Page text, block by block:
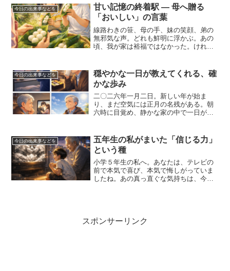
た。だからこそ、一瞬一瞬を全力で過ご
していたのかもしれない。最...
今日の出来事などを
甘い記憶の終着駅 ― 母へ贈る
「おいしい」の言葉
線路わきの笹、母の手、妹の笑顔、弟の
無邪気な声。どれも鮮明に浮かぶ。あの
頃、我が家は裕福ではなかった。けれ
の工夫は魔法のようだった。私は団子を
ほおばりながら、ただ「うま...
今日の出来事などを
穏やかな一日が教えてくれる、確
かな歩み
二〇二六年一月二日。新しい年が始ま
り、まだ空気には正月の名残がある。朝
六時に目覚め、静かな家の中で一日が始
を振り返ると、思い出されるのは成功よ
りも「続けた」という事実だ。...
今日の出来事などを
五年生の私がまいた「信じる力」
という種
小学５年生の私へ。あなたは、テレビの
前で本気で喜び、本気で悔しがっていま
したね。あの真っ直ぐな気持ちは、今の
スポンサーリンク